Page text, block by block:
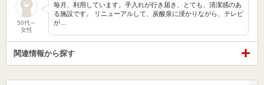
50代～
女性
毎月、利用しています。手入れが行き届き、とても、清潔感のあ
る施設です。 リニューアルして、炭酸泉に浸かりながら、テレビ
が…
関連情報から探す